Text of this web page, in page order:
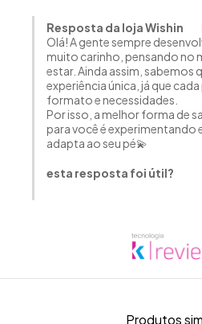
Resposta da loja Wishin
Olá! A gente sempre
muito carinho, pensando no
estar. Ainda assim, sabemos
experiência única, já que
formato e necessidades.
Por isso, a melhor forma de
para você é experimentando
adapta ao seu pé💫
esta resposta foi útil?
Produtos